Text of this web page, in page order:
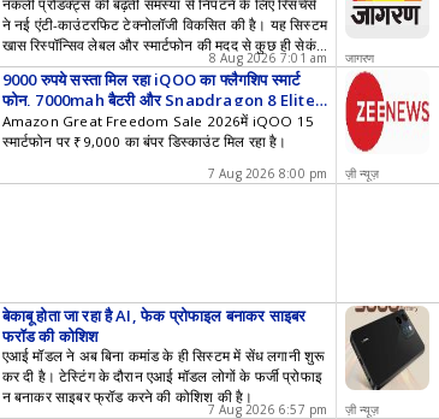
नकली प्रोडक्ट्स की बढ़ती समस्या से निपटने के लिए रिसर्चर्स
ने नई एंटी-काउंटरफिट टेक्नोलॉजी विकसित की है। यह सिस्टम
खास रिस्पॉन्सिव लेबल और स्मार्टफोन की मदद से कुछ ही सेकंड
में बता देगा कि कोई प्रोडक्ट असली है या नकली।8 Aug 2026 7:01 am जागरण
9000 रुपये सस्ता मिल रहा iQOO का फ्लैगशिप स्मार्ट
फोन, 7000mah बैटरी और Snapdragon 8 Elite
Gen 5 से है लैस
Amazon Great Freedom Sale 2026में iQOO 15
स्मार्टफोन पर ₹9,000 का बंपर डिस्काउंट मिल रहा है।
7 Aug 2026 8:00 pm ज़ी न्यूज़
बेकाबू होता जा रहा है AI, फेक प्रोफाइल बनाकर साइबर
फ्रॉड की कोशिश
एआई मॉडल ने अब बिना कमांड के ही सिस्टम में सेंध लगानी शुरू
कर दी है। टेस्टिंग के दौरान एआई मॉडल लोगों के फर्जी प्रोफाइ
न बनाकर साइबर फ्रॉड करने की कोशिश की है।
7 Aug 2026 6:57 pm ज़ी न्यूज़